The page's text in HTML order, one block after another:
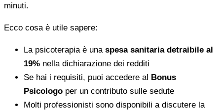
minuti.
Ecco cosa è utile sapere:
La psicoterapia è una spesa sanitaria detraibile al
19% nella dichiarazione dei redditi
Se hai i requisiti, puoi accedere al Bonus
Psicologo per un contributo sulle sedute
Molti professionisti sono disponibili a discutere la